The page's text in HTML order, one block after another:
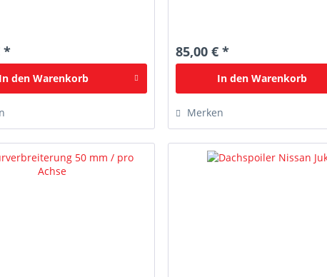
*
In den Warenkorb
85,00 € *
In den Warenkorb
Merken